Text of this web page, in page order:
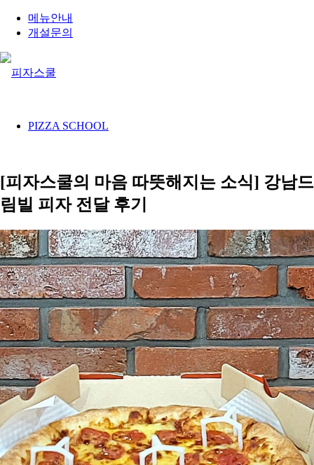
메뉴안내
개설문의
PIZZA SCHOOL
MENU
STORE
NEWS
[피자스쿨의 마음 따뜻해지는 소식] 강남드
림빌 피자 전달 후기